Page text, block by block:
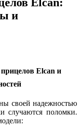
и
Elcan и
своей надежностью
случаются поломки.